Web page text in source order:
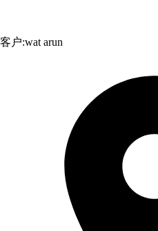
客户:wat arun